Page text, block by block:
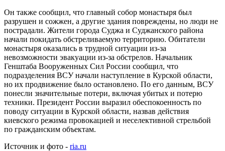
Он также сообщил, что главный собор монастыря был
разрушен и сожжен, а другие здания повреждены, но люди не
пострадали. Жители города Суджа и Суджанского района
начали покидать обстреливаемую территорию. Обитатели
монастыря оказались в трудной ситуации из-за
невозможности эвакуации из-за обстрелов. Начальник
Генштаба Вооруженных Сил России сообщил, что
подразделения ВСУ начали наступление в Курской области,
но их продвижение было остановлено. По его данным, ВСУ
понесли значительные потери, включая убитых и потерю
техники. Президент России выразил обеспокоенность по
поводу ситуации в Курской области, назвав действия
киевского режима провокацией и неселективной стрельбой
по гражданским объектам.
Источник и фото - ria.ru